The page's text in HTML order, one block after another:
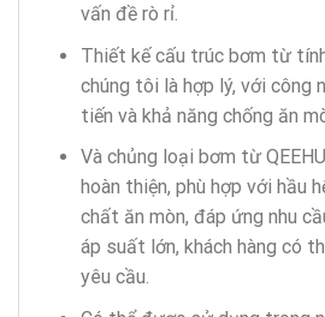
vấn đề rò rỉ.
Thiết kế cấu trúc bơm từ
chúng tôi là hợp lý, với công
tiến và khả năng chống ăn
Và chủng loại bơm từ
hoàn thiện, phù hợp với hầu
chất ăn mòn, đáp ứng nhu
áp suất lớn, khách hàng có
yêu cầu.